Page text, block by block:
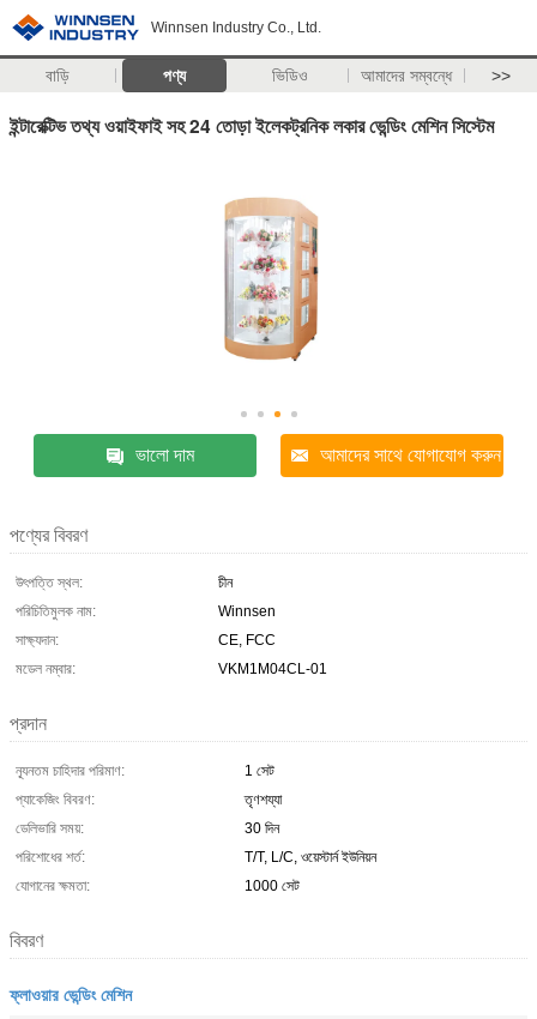
Winnsen Industry Co., Ltd.
বাড়ি পণ্য ভিডিও আমাদের সম্বন্ধে >>
ইন্টারেক্টিভ তথ্য ওয়াইফাই সহ 24 তোড়া ইলেকট্রনিক লকার ভেন্ডিং মেশিন সিস্টেম
ভালো দাম আমাদের সাথে যোগাযোগ করুন
পণ্যের বিবরণ
উৎপত্তি স্থল:
চীন
পরিচিতিমুলক নাম:
Winnsen
সাক্ষ্যদান:
CE, FCC
মডেল নম্বার:
VKM1M04CL-01
প্রদান
ন্যূনতম চাহিদার পরিমাণ:
1 সেট
প্যাকেজিং বিবরণ:
তৃণশয্যা
ডেলিভারি সময়:
30 দিন
পরিশোধের শর্ত:
T/T, L/C, ওয়েস্টার্ন ইউনিয়ন
যোগানের ক্ষমতা:
1000 সেট
বিবরণ
ফ্লাওয়ার ভেন্ডিং মেশিন